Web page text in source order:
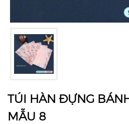
TÚI HÀN ĐỰNG
MẪU 8